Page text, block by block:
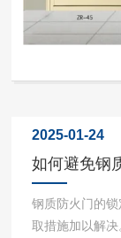
2025-01-24
如何避免钢
钢质防火门的
取措施加以解决